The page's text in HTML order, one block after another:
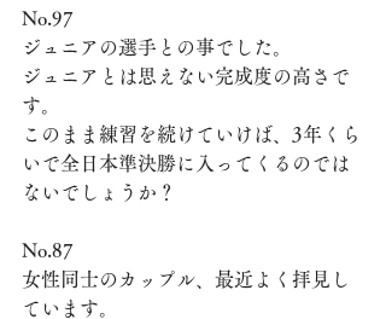
No.97
ジュニアの選手との事でした。
ジュニアとは思えない完成度の高さで
す。
このまま練習を続けていけば、3年くら
いで全日本準決勝に入ってくるのでは
ないでしょうか？
No.87
女性同士のカップル、最近よく拝見し
ています。